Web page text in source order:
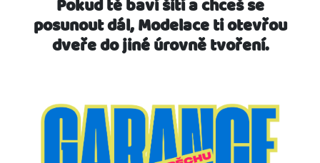
Pokud tě baví šití a chceš se
posunout dál, Modelace ti otevřou
dveře do jiné úrovně tvoření.